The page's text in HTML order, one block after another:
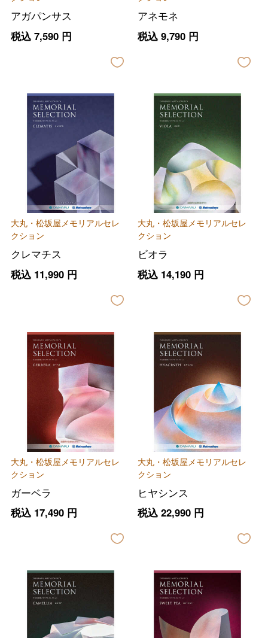
アガパンサス
税込 7,590円
アネモネ
税込 9,790円
大丸・松坂屋メモリアルセレ
クション
クレマチス
税込 11,990円
大丸・松坂屋メモリアルセレ
クション
ビオラ
税込 14,190円
大丸・松坂屋メモリアルセレ
クション
ガーベラ
税込 17,490円
大丸・松坂屋メモリアルセレ
クション
ヒヤシンス
税込 22,990円